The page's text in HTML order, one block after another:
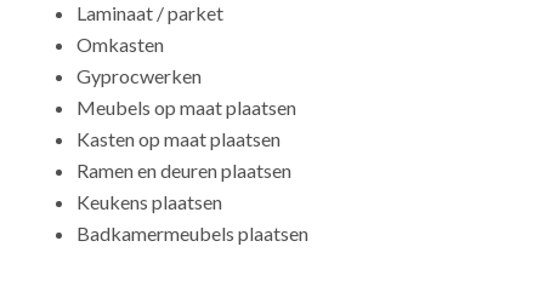
Laminaat / parket
Omkasten
Gyprocwerken
Meubels op maat plaatsen
Kasten op maat plaatsen
Ramen en deuren plaatsen
Keukens plaatsen
Badkamermeubels plaatsen